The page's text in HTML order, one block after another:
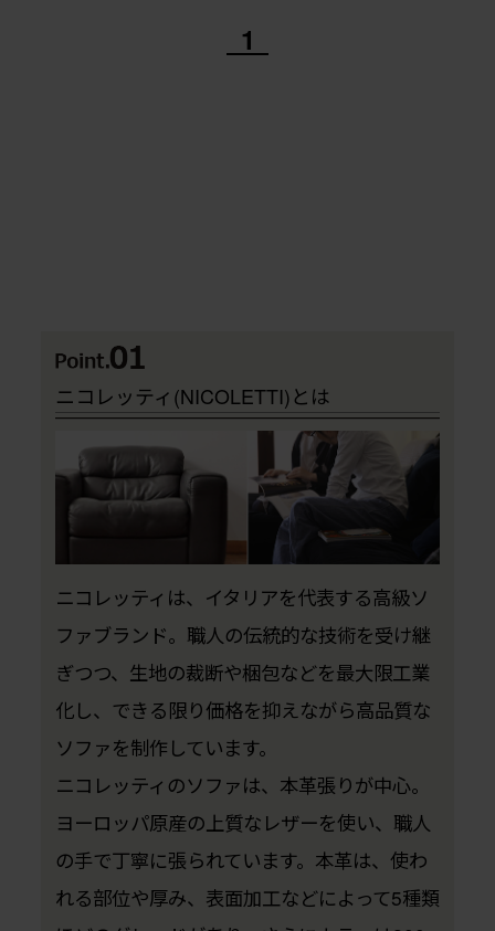
1
ニコレッティ(NICOLETTI)とは
ニコレッティは、イタリアを代表する高級ソ
ファブランド。職人の伝統的な技術を受け継
ぎつつ、生地の裁断や梱包などを最大限工業
化し、できる限り価格を抑えながら高品質な
ソファを制作しています。
ニコレッティのソファは、本革張りが中心。
ヨーロッパ原産の上質なレザーを使い、職人
の手で丁寧に張られています。本革は、使わ
れる部位や厚み、表面加工などによって5種類